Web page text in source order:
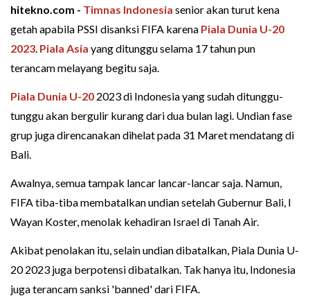
hitekno.com - Timnas Indonesia senior akan turut kena
getah apabila PSSI disanksi FIFA karena Piala Dunia U-20
2023. Piala Asia yang ditunggu selama 17 tahun pun
terancam melayang begitu saja.
Piala Dunia U-20 2023 di Indonesia yang sudah ditunggu-
tunggu akan bergulir kurang dari dua bulan lagi. Undian fase
grup juga direncanakan dihelat pada 31 Maret mendatang di
Bali.
Awalnya, semua tampak lancar lancar-lancar saja. Namun,
FIFA tiba-tiba membatalkan undian setelah Gubernur Bali, I
Wayan Koster, menolak kehadiran Israel di Tanah Air.
Akibat penolakan itu, selain undian dibatalkan, Piala Dunia U-
20 2023 juga berpotensi dibatalkan. Tak hanya itu, Indonesia
juga terancam sanksi 'banned' dari FIFA.